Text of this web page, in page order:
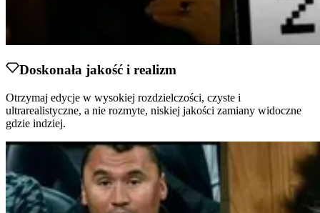
Doskonała jakość i realizm
Otrzymaj edycje w wysokiej rozdzielczości, czyste i
ultrarealistyczne, a nie rozmyte, niskiej jakości zamiany widoczne
gdzie indziej.